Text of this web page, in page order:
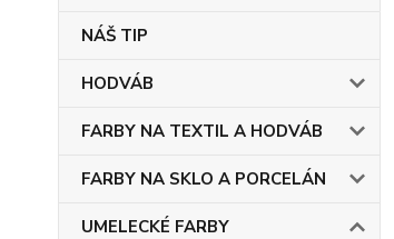
NÁŠ TIP
HODVÁB
FARBY NA TEXTIL A HODVÁB
FARBY NA SKLO A PORCELÁN
UMELECKÉ FARBY